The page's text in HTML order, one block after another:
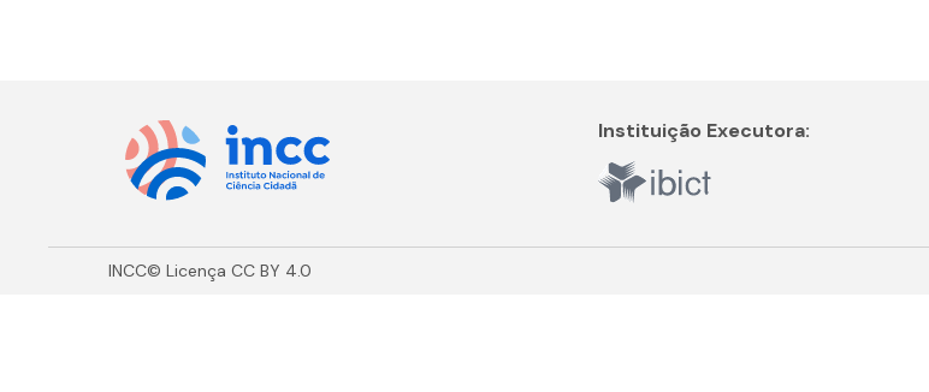
Instituição Executora:
INCC© Licença CC BY 4.0